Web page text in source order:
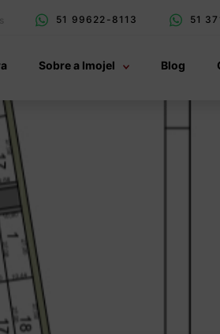
51 99622-8113 51
Sobre a Imojel Blog